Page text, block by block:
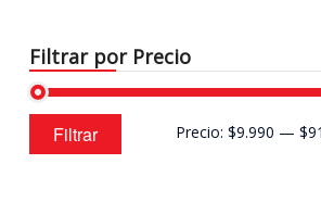
Filtrar por Precio
Precio
mínimo
Precio
máximo
Filtrar Precio: $9.990 —